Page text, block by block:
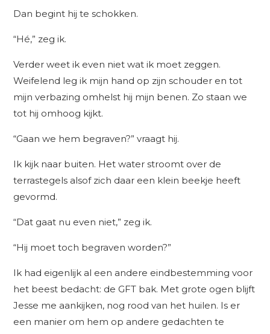
Dan begint hij te schokken.
“Hé,” zeg ik.
Verder weet ik even niet wat ik moet zeggen.
Weifelend leg ik mijn hand op zijn schouder en tot
mijn verbazing omhelst hij mijn benen. Zo staan we
tot hij omhoog kijkt.
“Gaan we hem begraven?” vraagt hij.
Ik kijk naar buiten. Het water stroomt over de
terrastegels alsof zich daar een klein beekje heeft
gevormd.
“Dat gaat nu even niet,” zeg ik.
“Hij moet toch begraven worden?”
Ik had eigenlijk al een andere eindbestemming voor
het beest bedacht: de GFT bak. Met grote ogen blijft
Jesse me aankijken, nog rood van het huilen. Is er
een manier om hem op andere gedachten te